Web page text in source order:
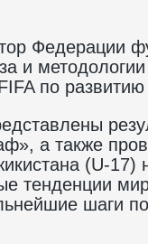
Федерации
и
по развитию
а также
(U-17)
тенденции
шаги